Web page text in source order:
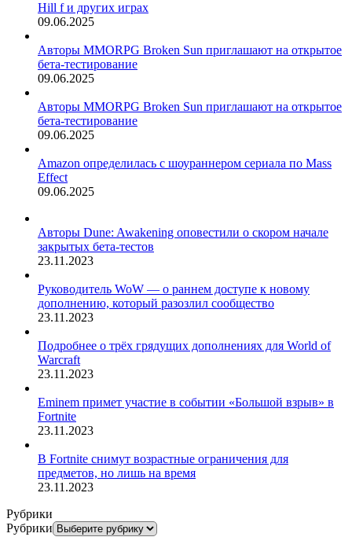
Hill f и других играх
09.06.2025
Авторы MMORPG Broken Sun приглашают на открытое
бета-тестирование
09.06.2025
Авторы MMORPG Broken Sun приглашают на открытое
бета-тестирование
09.06.2025
Amazon определилась с шоураннером сериала по Mass
Effect
09.06.2025
Авторы Dune: Awakening оповестили о скором начале
закрытых бета-тестов
23.11.2023
Руководитель WoW — о раннем доступе к новому
дополнению, который разозлил сообщество
23.11.2023
Подробнее о трёх грядущих дополнениях для World of
Warcraft
23.11.2023
Eminem примет участие в событии «Большой взрыв» в
Fortnite
23.11.2023
В Fortnite снимут возрастные ограничения для
предметов, но лишь на время
23.11.2023
Рубрики
Рубрики